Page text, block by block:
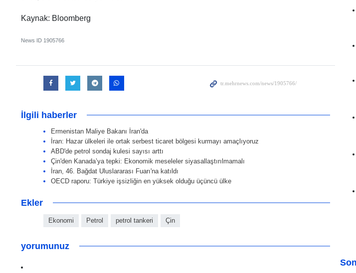
Kaynak: Bloomberg
News ID 1905766
İlgili haberler
Ermenistan Maliye Bakanı İran'da
İran: Hazar ülkeleri ile ortak serbest ticaret bölgesi kurmayı amaçlıyoruz
ABD'de petrol sondaj kulesi sayısı arttı
Çin'den Kanada’ya tepki: Ekonomik meseleler siyasallaştırılmamalı
İran, 46. Bağdat Uluslararası Fuarı'na katıldı
OECD raporu: Türkiye işsizliğin en yüksek olduğu üçüncü ülke
Ekler
Ekonomi Petrol petrol tankeri Çin
yorumunuz